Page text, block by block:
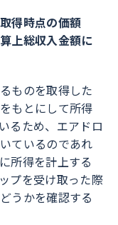
得時点の価額
上総収入金額に
ものを取得した
もとにして所得
るため、エアドロ
ているのであれ
所得を計上する
プを受け取った際
うかを確認する